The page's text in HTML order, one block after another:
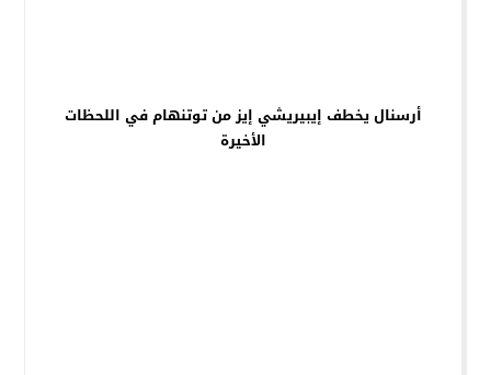
أرسنال يخطف إيبيريشي إيز من توتنهام في اللحظات
الأخيرة